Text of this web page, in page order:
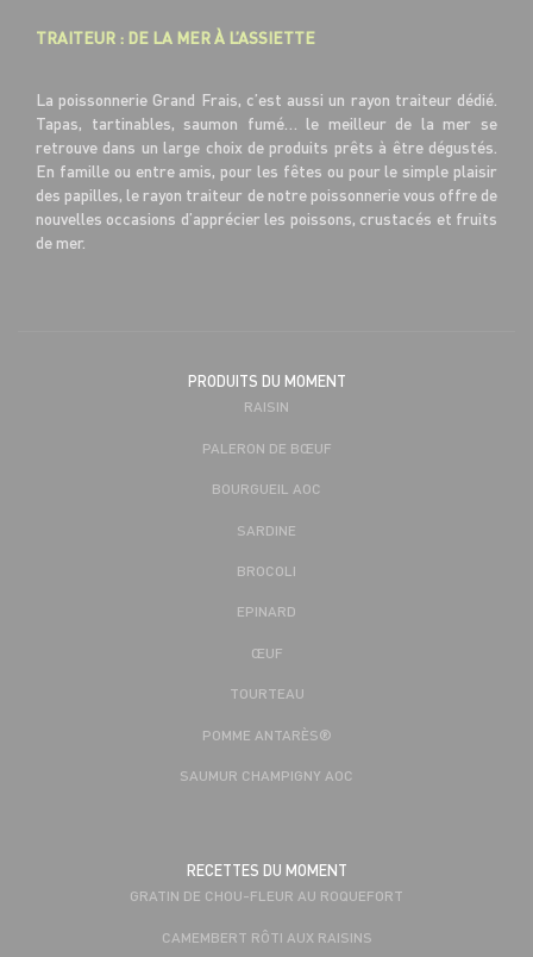
TRAITEUR : DE LA MER À L’ASSIETTE
La poissonnerie Grand Frais, c’est aussi un rayon traiteur dédié.
Tapas, tartinables, saumon fumé… le meilleur de la mer se
retrouve dans un large choix de produits prêts à être dégustés.
En famille ou entre amis, pour les fêtes ou pour le simple plaisir
des papilles, le rayon traiteur de notre poissonnerie vous offre de
nouvelles occasions d’apprécier les poissons, crustacés et fruits
de mer.
PRODUITS DU MOMENT
RAISIN
PALERON DE BŒUF
BOURGUEIL AOC
SARDINE
BROCOLI
EPINARD
ŒUF
TOURTEAU
POMME ANTARÈS®
SAUMUR CHAMPIGNY AOC
RECETTES DU MOMENT
GRATIN DE CHOU-FLEUR AU ROQUEFORT
CAMEMBERT RÔTI AUX RAISINS